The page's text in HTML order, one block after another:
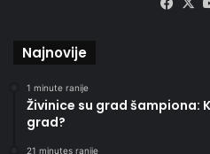
Najnovije
1 minute ranije
Živinice su grad šampiona:
grad?
21 minutes ranije